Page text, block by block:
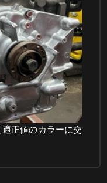
正値のカラーに交